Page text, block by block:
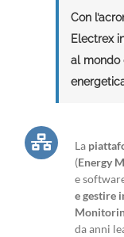
Con
Electrex
al mondo
La
(Energy
e
e gestire
da anni